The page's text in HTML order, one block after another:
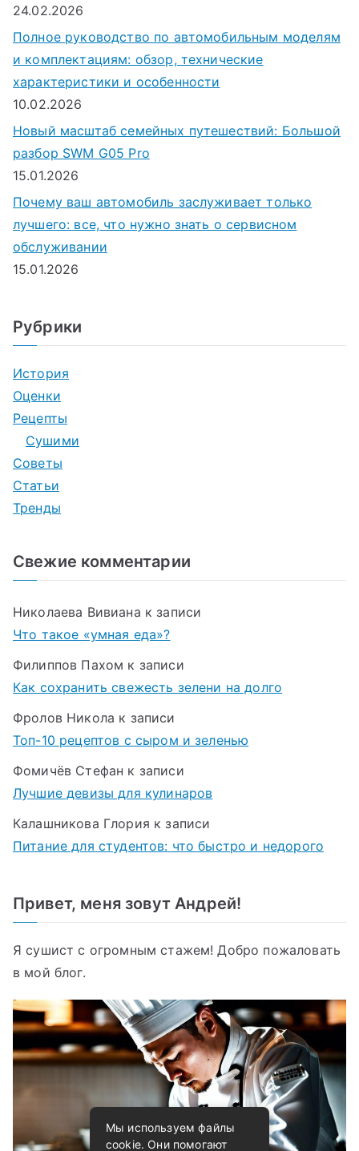
24.02.2026
Полное руководство по автомобильным моделям
и комплектациям: обзор, технические
характеристики и особенности
10.02.2026
Новый масштаб семейных путешествий: Большой
разбор SWM G05 Pro
15.01.2026
Почему ваш автомобиль заслуживает только
лучшего: все, что нужно знать о сервисном
обслуживании
15.01.2026
Рубрики
История
Оценки
Рецепты
Сушими
Советы
Статьи
Тренды
Свежие комментарии
Николаева Вивиана к записи
Что такое «умная еда»?
Филиппов Пахом к записи
Как сохранить свежесть зелени на долго
Фролов Никола к записи
Топ-10 рецептов с сыром и зеленью
Фомичёв Стефан к записи
Лучшие девизы для кулинаров
Калашникова Глория к записи
Питание для студентов: что быстро и недорого
Привет, меня зовут Андрей!
Я сушист с огромным стажем! Добро пожаловать
в мой блог.
Мы используем файлы
cookie. Они помогают